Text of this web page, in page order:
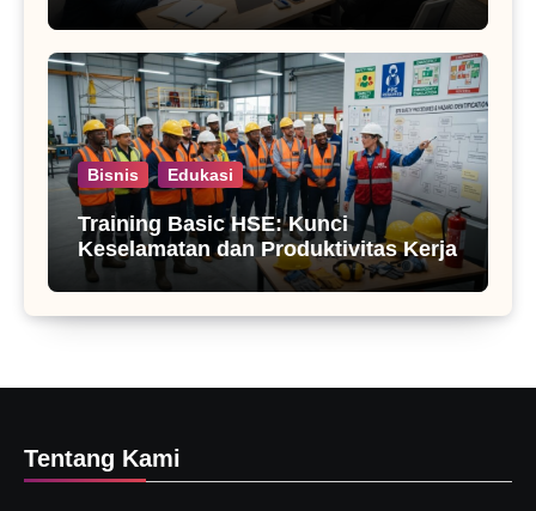
Bisnis Edukasi
Training Basic HSE: Kunci
Keselamatan dan Produktivitas Kerja
Tentang Kami